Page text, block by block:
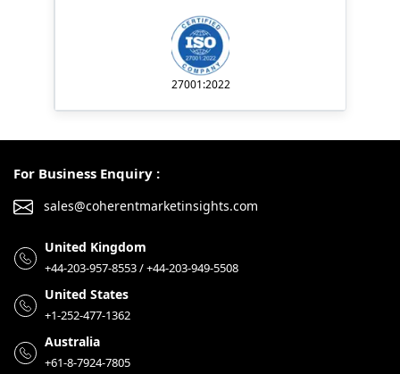
27001:2022
For Business Enquiry :
sales@coherentmarketinsights.com
United Kingdom
+44-203-957-8553 / +44-203-949-5508
United States
+1-252-477-1362
Australia
+61-8-7924-7805